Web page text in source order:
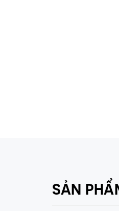
SẢN